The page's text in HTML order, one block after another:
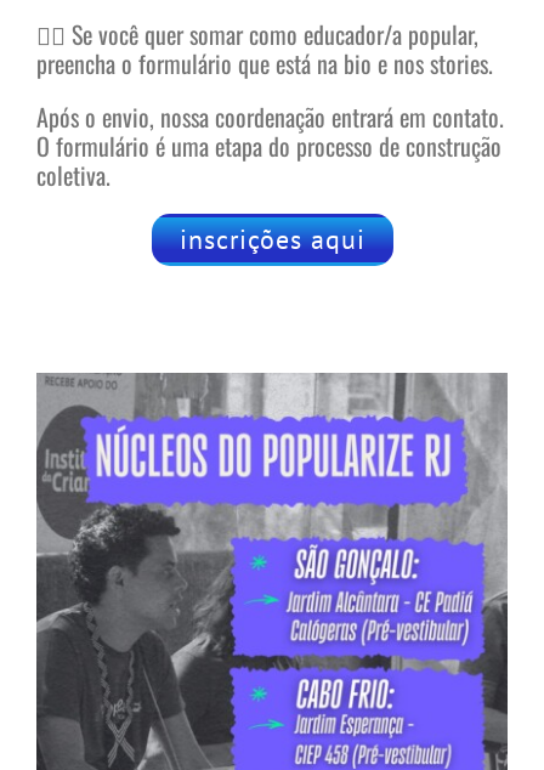
👉🏾 Se você quer somar como educador/a popular,
preencha o formulário que está na bio e nos stories.
Após o envio, nossa coordenação entrará em contato.
O formulário é uma etapa do processo de construção
coletiva.
inscrições aqui